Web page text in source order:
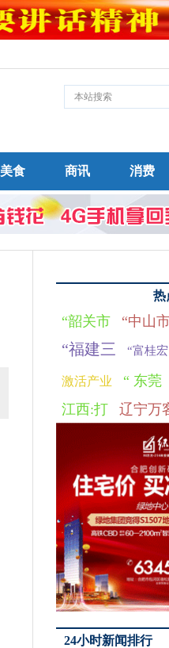
美食 商讯 消费
热
“韶关市 “中山
“福建三 “富桂宏
激活产业 “ 东莞
江西:打 辽宁万
24小时新闻排行